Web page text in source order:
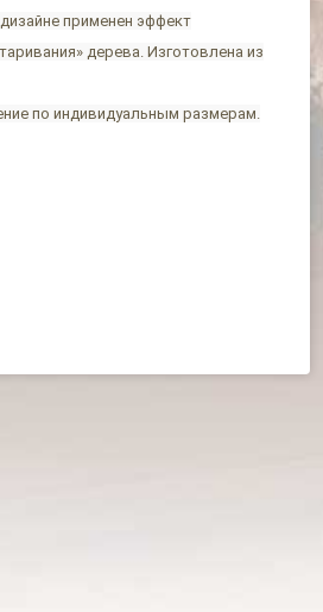
применен эффект
дерева. Изготовлена из
по индивидуальным размерам.